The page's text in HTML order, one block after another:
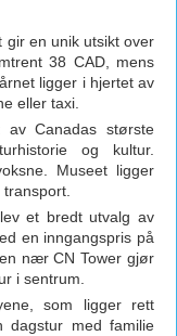
gir en unik utsikt over
38 CAD, mens
ligger i hjertet av
eller taxi.
av Canadas største
og kultur.
Museet ligger
et bredt utvalg av
en inngangspris på
nær CN Tower gjør
i sentrum.
som ligger rett
dagstur med familie